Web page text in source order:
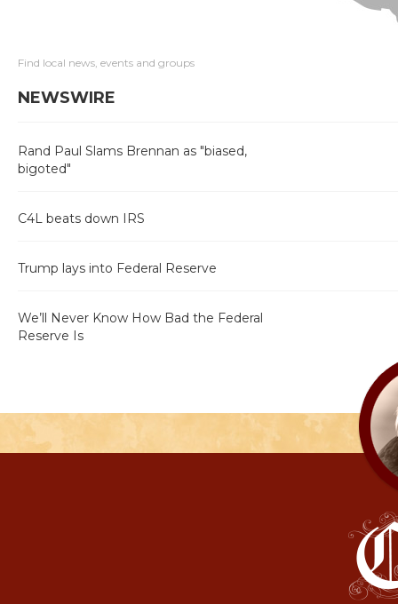
Find local news, events and groups
NEWSWIRE
Rand Paul Slams Brennan as "biased,
bigoted"
C4L beats down IRS
Trump lays into Federal Reserve
We’ll Never Know How Bad the Federal
Reserve Is